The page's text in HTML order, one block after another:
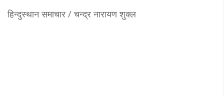
हिन्दुस्थान समाचार / चन्द्र नारायण शुक्ल